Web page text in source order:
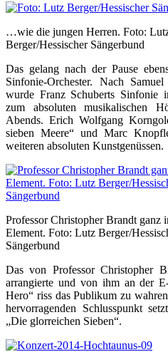
…wie die jungen Herren. Foto:
Berger/Hessischer Sängerbund
Das gelang nach der Pause
Sinfonie-Orchester. Nach
wurde Franz Schuberts Sinfonie
zum absoluten musikalischen
Abends. Erich Wolfgang
sieben Meere“ und Marc
weiteren absoluten Kunstgenüssen.
Professor Christopher Brandt ganz
Element. Foto: Lutz Berger/
Sängerbund
Das von Professor Christopher
arrangierte und von ihm an der
Hero“ riss das Publikum zu
hervorragenden Schlusspunkt
„Die glorreichen Sieben“.